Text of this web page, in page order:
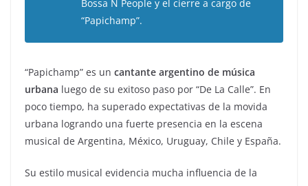
Bossa N People y el cierre a cargo de
“Papichamp”.
“Papichamp” es un cantante argentino de música
urbana luego de su exitoso paso por “De La Calle”. En
poco tiempo, ha superado expectativas de la movida
urbana logrando una fuerte presencia en la escena
musical de Argentina, México, Uruguay, Chile y España.
Su estilo musical evidencia mucha influencia de la